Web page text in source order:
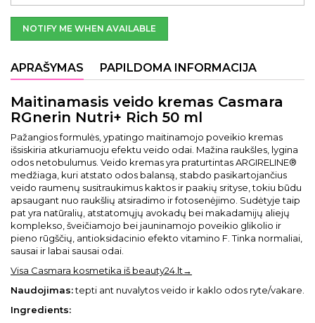
NOTIFY ME WHEN AVAILABLE
APRAŠYMAS PAPILDOMA INFORMACIJA
Maitinamasis veido kremas Casmara
RGnerin Nutri+ Rich 50 ml
Pažangios formulės, ypatingo maitinamojo poveikio kremas
išsiskiria atkuriamuoju efektu veido odai. Mažina raukšles, lygina
odos netobulumus. Veido kremas yra praturtintas ARGIRELINE®
medžiaga, kuri atstato odos balansą, stabdo pasikartojančius
veido raumenų susitraukimus kaktos ir paakių srityse, tokiu būdu
apsaugant nuo raukšlių atsiradimo ir fotosenėjimo. Sudėtyje taip
pat yra natūralių, atstatomųjų avokadų bei makadamijų aliejų
komplekso, šveičiamojo bei jauninamojo poveikio glikolio ir
pieno rūgščių, antioksidacinio efekto vitamino F. Tinka normaliai,
sausai ir labai sausai odai.
Visa Casmara kosmetika iš beauty24.lt→
Naudojimas:tepti ant nuvalytos veido ir kaklo odos ryte/vakare.
Ingredients: